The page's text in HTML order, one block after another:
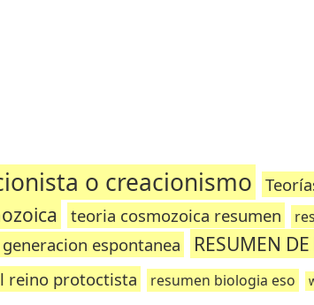
o creacionismo
teoria cosmozoica resumen
espontanea RESUMEN
reino protoctista resumen biologia eso